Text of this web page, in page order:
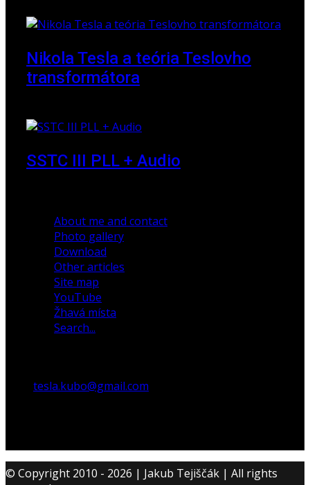
Nikola Tesla a teória Teslovho
transformátora
SSTC III PLL + Audio
About me and contact
Photo gallery
Download
Other articles
Site map
YouTube
Žhavá místa
Search...
tesla.kubo@gmail.com
© Copyright 2010 - 2026 | Jakub Tejiščák | All rights